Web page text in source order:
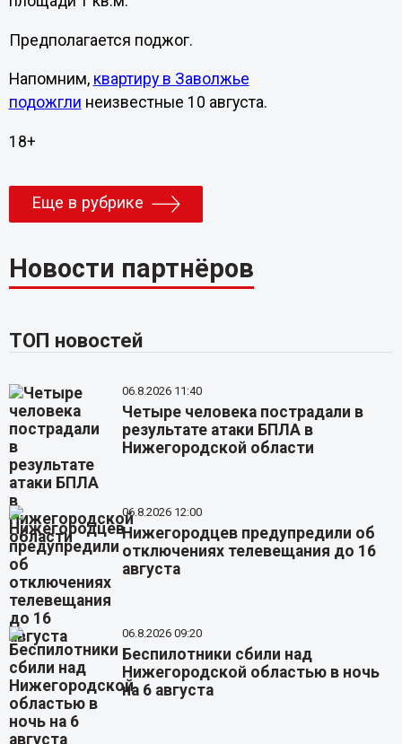
Предполагается поджог.
Напомним, квартиру в Заволжье
подожгли неизвестные 10 августа.
18+
Еще в рубрике
Новости партнёров
ТОП новостей
06.8.2026 11:40
Четыре человека пострадали в
результате атаки БПЛА в
Нижегородской области
06.8.2026 12:00
Нижегородцев предупредили об
отключениях телевещания до 16
августа
06.8.2026 09:20
Беспилотники сбили над
Нижегородской областью в ночь
на 6 августа